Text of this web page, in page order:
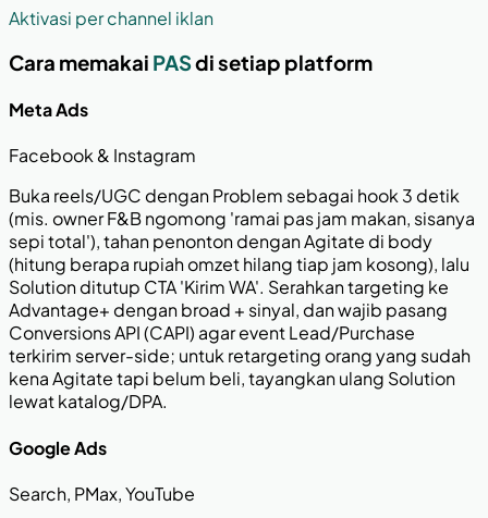
Aktivasi per channel iklan
Cara memakai PASdi setiap platform
Meta Ads
Facebook & Instagram
Buka reels/UGC dengan Problem sebagai hook 3 detik
(mis. owner F&B ngomong 'ramai pas jam makan, sisanya
sepi total'), tahan penonton dengan Agitate di body
(hitung berapa rupiah omzet hilang tiap jam kosong), lalu
Solution ditutup CTA 'Kirim WA'. Serahkan targeting ke
Advantage+ dengan broad + sinyal, dan wajib pasang
Conversions API (CAPI) agar event Lead/Purchase
terkirim server-side; untuk retargeting orang yang sudah
kena Agitate tapi belum beli, tayangkan ulang Solution
lewat katalog/DPA.
Google Ads
Search, PMax, YouTube